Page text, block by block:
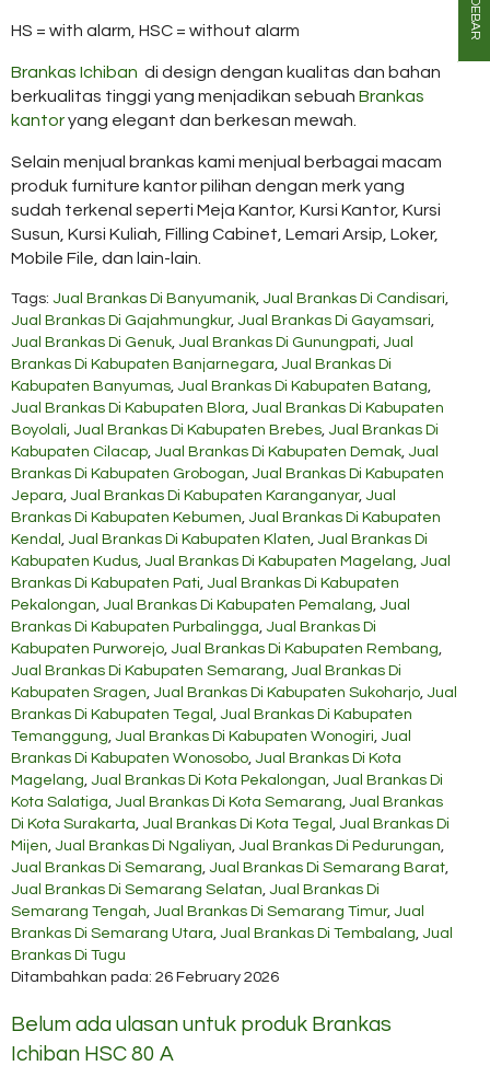
HS = with alarm, HSC = without alarm
Brankas Ichiban di design dengan kualitas dan bahan
berkualitas tinggi yang menjadikan sebuah Brankas
kantoryang elegant dan berkesan mewah.
Selain menjual brankas kami menjual berbagai macam
produk furniture kantor pilihan dengan merk yang
sudah terkenal seperti Meja Kantor, Kursi Kantor, Kursi
Susun, Kursi Kuliah, Filling Cabinet, Lemari Arsip, Loker,
Mobile File, dan lain-lain.
Tags: Jual Brankas Di Banyumanik Jual Brankas Di Candisari
Jual Brankas Di Gajahmungkur, Jual Brankas Di Gayamsari
Jual Brankas Di Genuk Jual Brankas Di Gunungpati Jual
Brankas Di Kabupaten Banjarnegara Jual Brankas Di
Kabupaten Banyumas Jual Brankas Di Kabupaten Batang
Jual Brankas Di Kabupaten Blora Jual Brankas Di Kabupaten
Boyolali Jual Brankas Di Kabupaten Brebes Jual Brankas Di
Kabupaten Cilacap Jual Brankas Di Kabupaten Demak Jual
Brankas Di Kabupaten Grobogan Jual Brankas Di Kabupaten
Jepara Jual Brankas Di Kabupaten Karanganyar, Jual
Brankas Di Kabupaten Kebumen Jual Brankas Di Kabupaten
Kendal Jual Brankas Di Kabupaten Klaten Jual Brankas Di
Kabupaten Kudus Jual Brankas Di Kabupaten Magelang Jual
Brankas Di Kabupaten Pati Jual Brankas Di Kabupaten
Pekalongan Jual Brankas Di Kabupaten Pemalang Jual
Brankas Di Kabupaten Purbalingga Jual Brankas Di
Kabupaten Purworejo Jual Brankas Di Kabupaten Rembang
Jual Brankas Di Kabupaten Semarang Jual Brankas Di
Kabupaten Sragen Jual Brankas Di Kabupaten Sukoharjo Jual
Brankas Di Kabupaten Tegal Jual Brankas Di Kabupaten
Temanggung Jual Brankas Di Kabupaten Wonogiri Jual
Brankas Di Kabupaten Wonosobo Jual Brankas Di Kota
Magelang Jual Brankas Di Kota Pekalongan Jual Brankas Di
Kota Salatiga Jual Brankas Di Kota Semarang Jual Brankas
Di Kota Surakarta Jual Brankas Di Kota Tegal Jual Brankas Di
Mijen Jual Brankas Di Ngaliyan Jual Brankas Di Pedurungan
Jual Brankas Di Semarang Jual Brankas Di Semarang Barat
Jual Brankas Di Semarang Selatan Jual Brankas Di
Semarang Tengah Jual Brankas Di Semarang Timur, Jual
Brankas Di Semarang Utara Jual Brankas Di Tembalang Jual
Brankas Di Tugu
Ditambahkan pada: 26 February 2026
Belum ada ulasan untuk produk Brankas
Ichiban HSC 80 A
SIDEBAR